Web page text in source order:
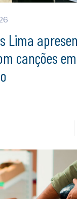
Lima
canções